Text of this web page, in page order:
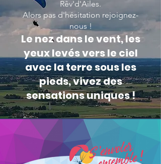
Rêv'd'Ailes.
Alors pas d'hésitation rejoignez-
nous !
Le nez dans le vent, les
yeux levés vers le ciel
avec la terre sous les
pieds, vivez des
sensations uniques !